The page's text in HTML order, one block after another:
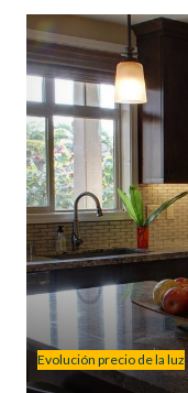
Evolución precio de la luz